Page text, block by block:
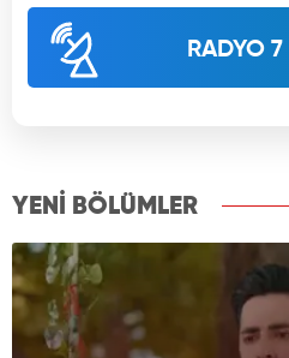
RADYO 7
YENİ BÖLÜMLER